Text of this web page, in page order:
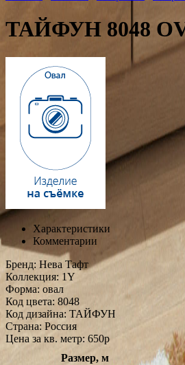
ТАЙФУН 8048
Характеристики
Комментарии
Бренд: Нева Тафт
Коллекция: 1Y
Форма: овал
Код цвета: 8048
Код дизайна: ТАЙФУН
Страна: Россия
Цена за кв. метр: 650p
Размер, м